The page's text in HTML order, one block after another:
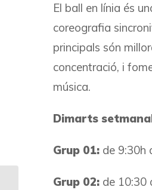
El ball en línia és
coreografia
principals són
concentració, i
música.
Dimarts
Grup 01: de 9:30h
Grup 02: de 10:30